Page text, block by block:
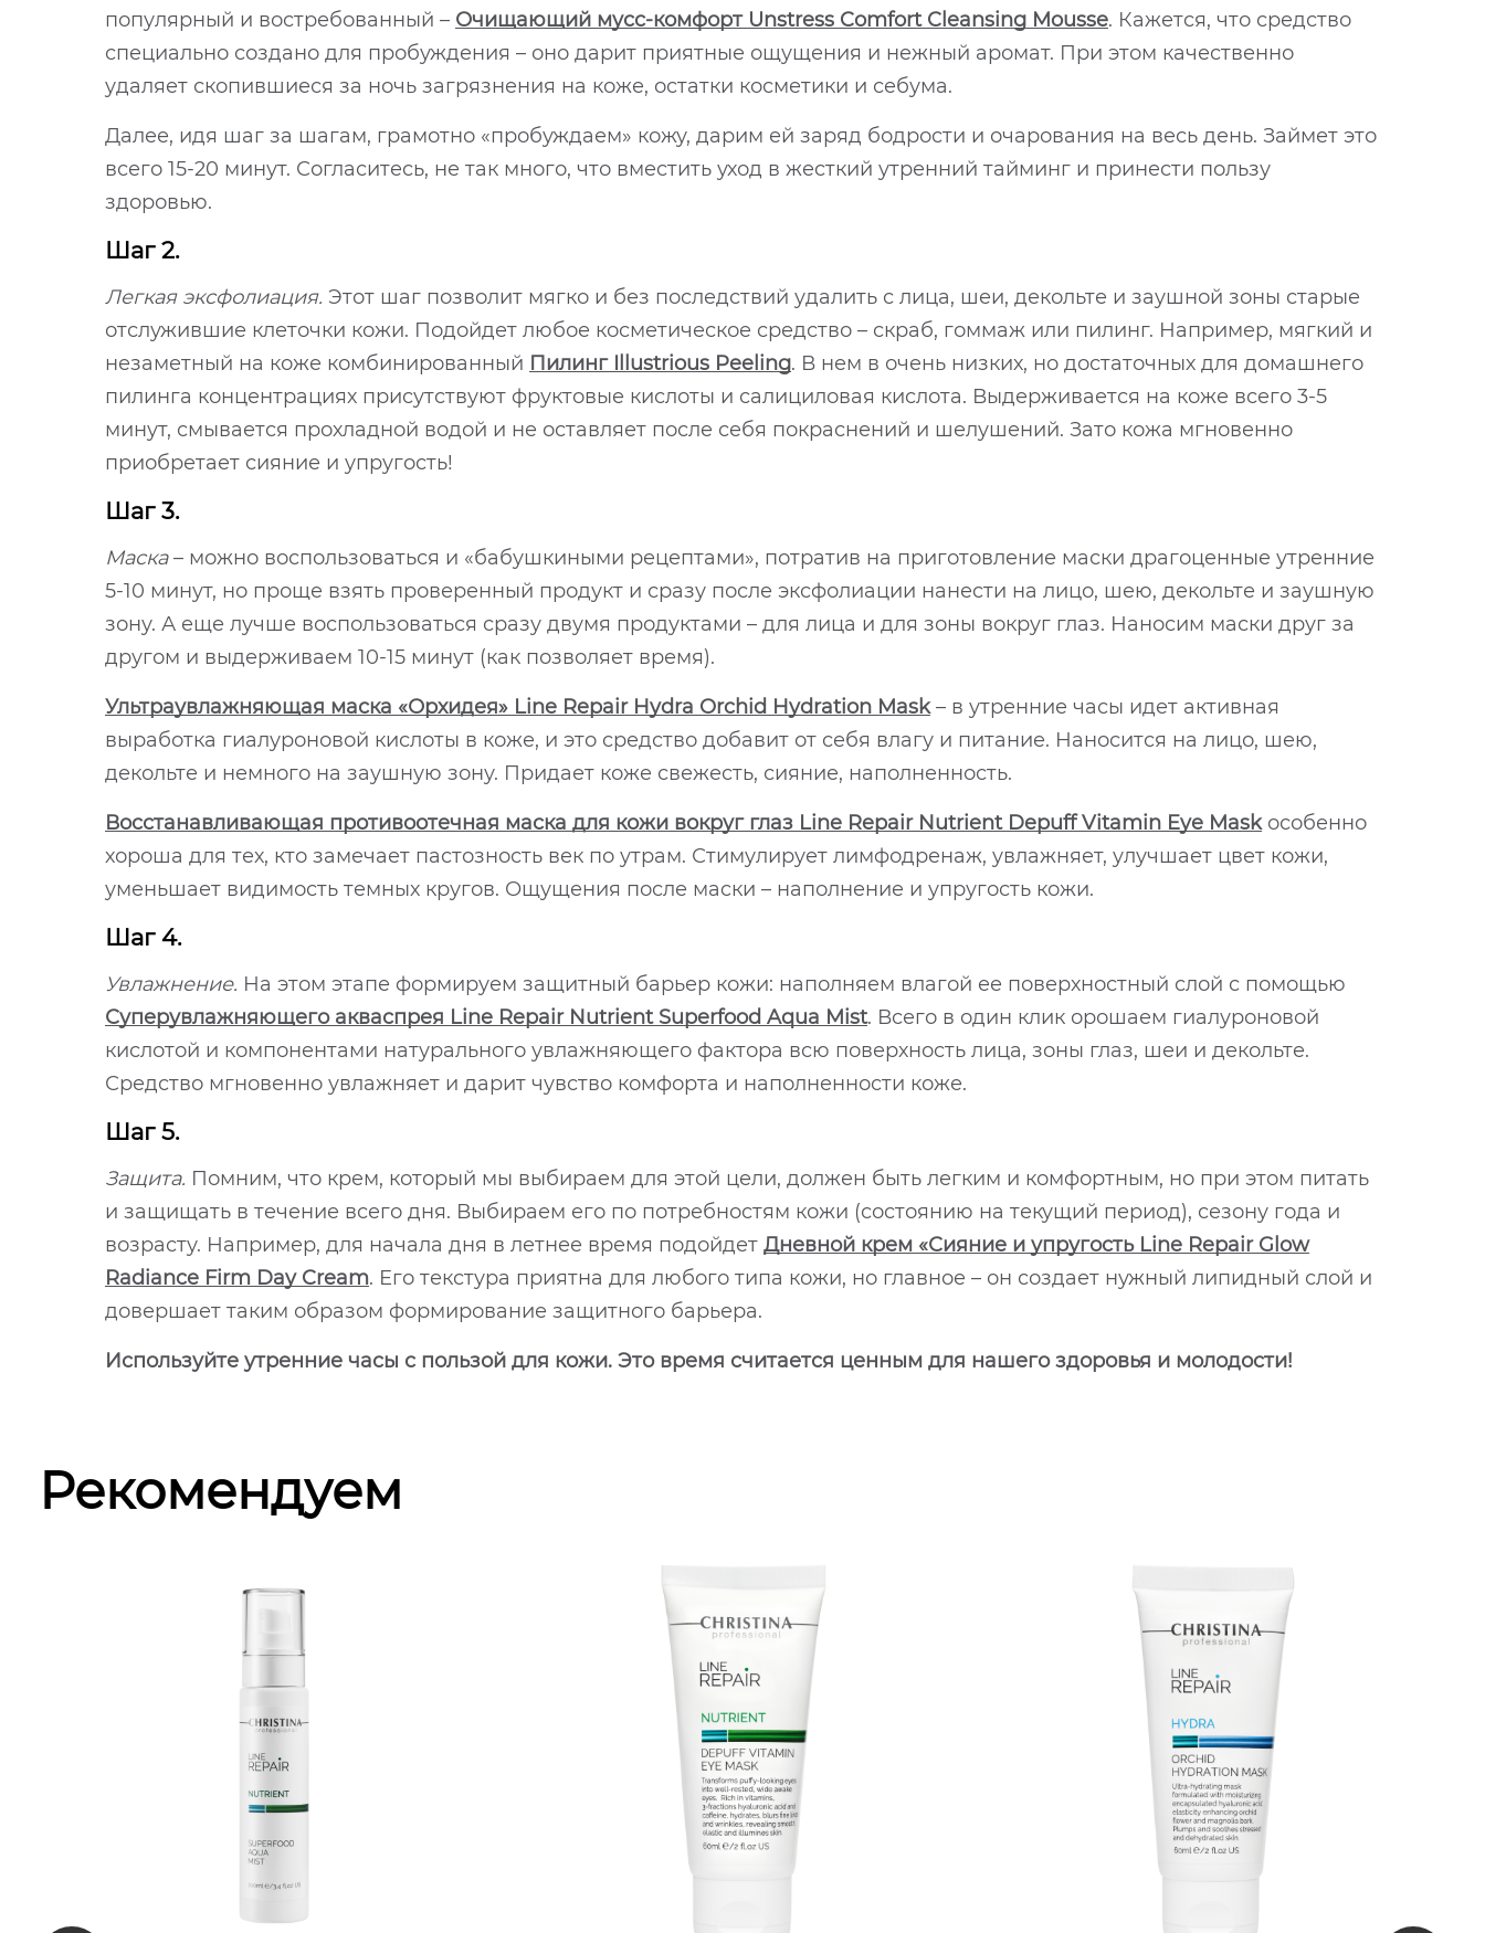
популярный и востребованный – Очищающий мусс-комфорт Unstress Comfort Cleansing Mousse. Кажется, что средство
специально создано для пробуждения – оно дарит приятные ощущения и нежный аромат. При этом качественно
удаляет скопившиеся за ночь загрязнения на коже, остатки косметики и себума.
Далее, идя шаг за шагам, грамотно «пробуждаем» кожу, дарим ей заряд бодрости и очарования на весь день. Займет это
всего 15-20 минут. Согласитесь, не так много, что вместить уход в жесткий утренний тайминг и принести пользу
здоровью.
Шаг 2.
Легкая эксфолиация. Этот шаг позволит мягко и без последствий удалить с лица, шеи, декольте и заушной зоны старые
отслужившие клеточки кожи. Подойдет любое косметическое средство – скраб, гоммаж или пилинг. Например, мягкий и
незаметный на коже комбинированный Пилинг Illustrious Peeling. В нем в очень низких, но достаточных для домашнего
пилинга концентрациях присутствуют фруктовые кислоты и салициловая кислота. Выдерживается на коже всего 3-5
минут, смывается прохладной водой и не оставляет после себя покраснений и шелушений. Зато кожа мгновенно
приобретает сияние и упругость!
Шаг 3.
Маска– можно воспользоваться и «бабушкиными рецептами», потратив на приготовление маски драгоценные утренние
5-10 минут, но проще взять проверенный продукт и сразу после эксфолиации нанести на лицо, шею, декольте и заушную
зону. А еще лучше воспользоваться сразу двумя продуктами – для лица и для зоны вокруг глаз. Наносим маски друг за
другом и выдерживаем 10-15 минут (как позволяет время).
Ультраувлажняющая маска «Орхидея» Line Repair Hydra Orchid Hydration Mask– в утренние часы идет активная
выработка гиалуроновой кислоты в коже, и это средство добавит от себя влагу и питание. Наносится на лицо, шею,
декольте и немного на заушную зону. Придает коже свежесть, сияние, наполненность.
Восстанавливающая противоотечная маска для кожи вокруг глаз Line Repair Nutrient Depuff Vitamin Eye Maskособенно
хороша для тех, кто замечает пастозность век по утрам. Стимулирует лимфодренаж, увлажняет, улучшает цвет кожи,
уменьшает видимость темных кругов. Ощущения после маcки – наполнение и упругость кожи.
Шаг 4.
Увлажнение. На этом этапе формируем защитный барьер кожи: наполняем влагой ее поверхностный слой с помощью
Суперувлажняющего акваспрея Line Repair Nutrient Superfood Aqua Mist. Всего в один клик орошаем гиалуроновой
кислотой и компонентами натурального увлажняющего фактора всю поверхность лица, зоны глаз, шеи и декольте.
Средство мгновенно увлажняет и дарит чувство комфорта и наполненности коже.
Шаг 5.
Защита. Помним, что крем, который мы выбираем для этой цели, должен быть легким и комфортным, но при этом питать
и защищать в течение всего дня. Выбираем его по потребностям кожи (состоянию на текущий период), сезону года и
возрасту. Например, для начала дня в летнее время подойдет Дневной крем «Сияние и упругость Line Repair Glow
Radiance Firm Day Cream. Его текстура приятна для любого типа кожи, но главное – он создает нужный липидный слой и
довершает таким образом формирование защитного барьера.
Используйте утренние часы с пользой для кожи. Это время считается ценным для нашего здоровья и молодости!
Рекомендуем